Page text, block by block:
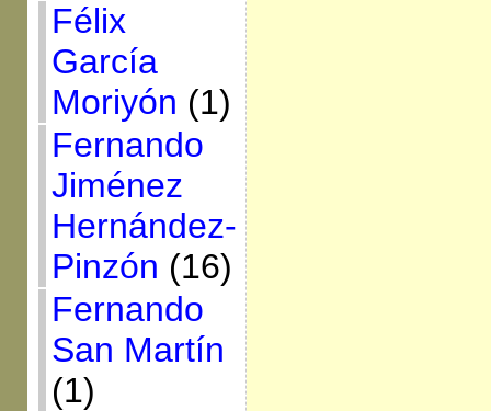
Félix
García
Moriyón (1)
Fernando
Jiménez
Hernández-
Pinzón (16)
Fernando
San Martín
(1)